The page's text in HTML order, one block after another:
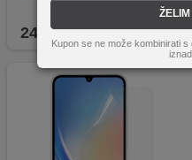
Kupon se ne može kombinirati
Tanak i neprimjetan na uređaju
24,90KM